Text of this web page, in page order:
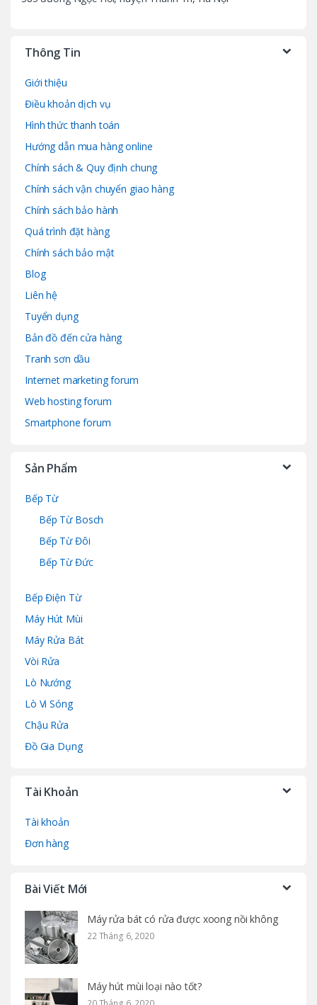
Thông Tin
Giới thiệu
Điều khoản dịch vụ
Hình thức thanh toán
Hướng dẫn mua hàng online
Chính sách & Quy định chung
Chính sách vận chuyển giao hàng
Chính sách bảo hành
Quá trình đặt hàng
Chính sách bảo mật
Blog
Liên hệ
Tuyển dụng
Bản đồ đến cửa hàng
Tranh sơn dầu
Internet marketing forum
Web hosting forum
Smartphone forum
Sản Phẩm
Bếp Từ
Bếp Từ Bosch
Bếp Từ Đôi
Bếp Từ Đức
Bếp Điện Từ
Máy Hút Mùi
Máy Rửa Bát
Vòi Rửa
Lò Nướng
Lò Vi Sóng
Chậu Rửa
Đồ Gia Dụng
Tài Khoản
Tài khoản
Đơn hàng
Bài Viết Mới
Máy rửa bát có rửa được xoong nồi không
22 Tháng 6, 2020
Máy hút mùi loại nào tốt?